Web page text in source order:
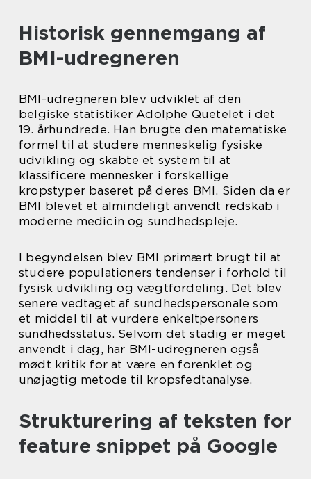
Historisk gennemgang af
BMI-udregneren
BMI-udregneren blev udviklet af den
belgiske statistiker Adolphe Quetelet i det
19. århundrede. Han brugte den matematiske
formel til at studere menneskelig fysiske
udvikling og skabte et system til at
klassificere mennesker i forskellige
kropstyper baseret på deres BMI. Siden da er
BMI blevet et almindeligt anvendt redskab i
moderne medicin og sundhedspleje.
I begyndelsen blev BMI primært brugt til at
studere populationers tendenser i forhold til
fysisk udvikling og vægtfordeling. Det blev
senere vedtaget af sundhedspersonale som
et middel til at vurdere enkeltpersoners
sundhedsstatus. Selvom det stadig er meget
anvendt i dag, har BMI-udregneren også
mødt kritik for at være en forenklet og
unøjagtig metode til kropsfedtanalyse.
Strukturering af teksten for
feature snippet på Google